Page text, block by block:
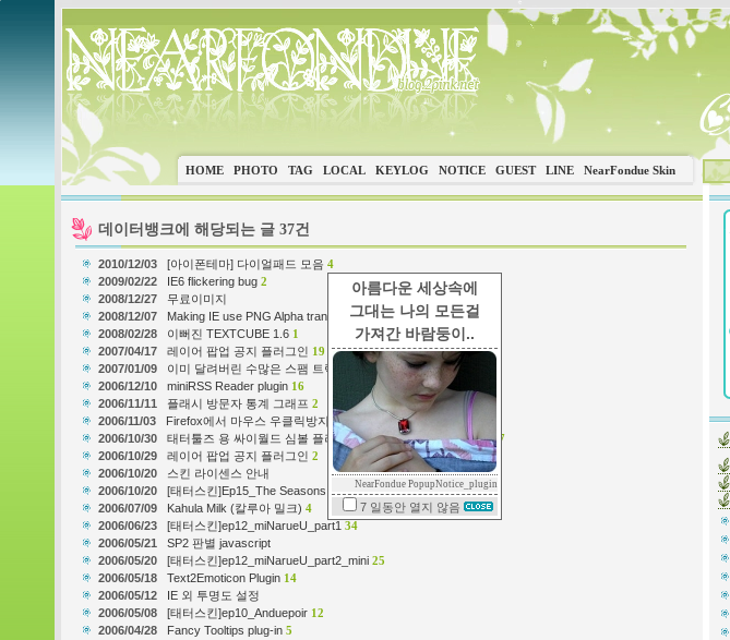
아름다운 세상속에
그대는 나의 모든걸
가져간 바람둥이..
NearFondue PopupNotice_plugin
7 일동안 열지 않음
HOME PHOTO TAG LOCAL KEYLOG NOTICE GUEST LINE NearFondue Skin
데이터뱅크에 해당되는 글 37건
2010/12/03 [아이폰테마] 다이얼패드 모음 4
2009/02/22
IE6 flickering bug 2
2008/12/27
무료이미지
2008/12/07
Making IE use PNG Alpha transparency2
2008/02/28
이뻐진 TEXTCUBE 1.6 1
2007/04/17
레이어 팝업 공지 플러그인 19
2007/01/09
이미 달려버린 수많은 스팸 트랙백 쉽게 삭제를29
2006/12/10
miniRSS Reader plugin 16
2006/11/11
플래시 방문자 통계 그래프 2
2006/11/03
Firefox에서 마우스 우클릭방지 이벤트 무시1
2006/10/30
태터툴즈 용 싸이월드 심볼 플러그인(Last modified '06/11/26)67
2006/10/29
레이어 팝업 공지 플러그인 2
2006/10/20
스킨 라이센스 안내
2006/10/20
[태터스킨]Ep15_The Seasons
2006/07/09
Kahula Milk (칼루아 밀크) 4
2006/06/23
[태터스킨]ep12_miNarueU_part1 34
2006/05/21
SP2 판별 javascript
2006/05/20
[태터스킨]ep12_miNarueU_part2_mini 25
2006/05/18
Text2Emoticon Plugin 14
2006/05/12
IE 외 투명도 설정
2006/05/08
[태터스킨]ep10_Anduepoir 12
2006/04/28
Fancy Tooltips plug-in 5